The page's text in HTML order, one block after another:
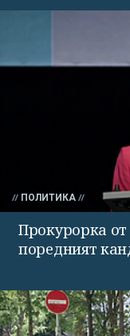
ПОЛИТИКА
Прокурорка
поредният